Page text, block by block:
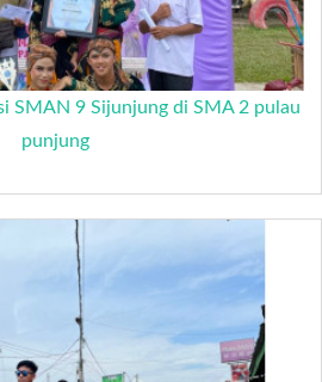
SMAN 9 Sijunjung di SMA 2 pulau
punjung